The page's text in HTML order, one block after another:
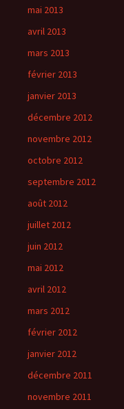
mai 2013
avril 2013
mars 2013
février 2013
janvier 2013
décembre 2012
novembre 2012
octobre 2012
septembre 2012
août 2012
juillet 2012
juin 2012
mai 2012
avril 2012
mars 2012
février 2012
janvier 2012
décembre 2011
novembre 2011